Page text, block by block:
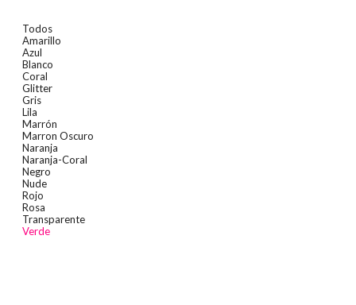
Todos
Amarillo
Azul
Blanco
Coral
Glitter
Gris
Lila
Marrón
Marron Oscuro
Naranja
Naranja-Coral
Negro
Nude
Rojo
Rosa
Transparente
Verde